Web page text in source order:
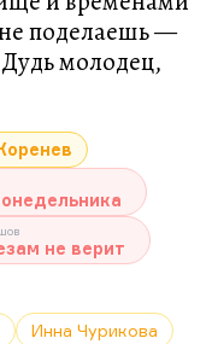
поделаешь —
молодец,
не верит
Инна Чурикова